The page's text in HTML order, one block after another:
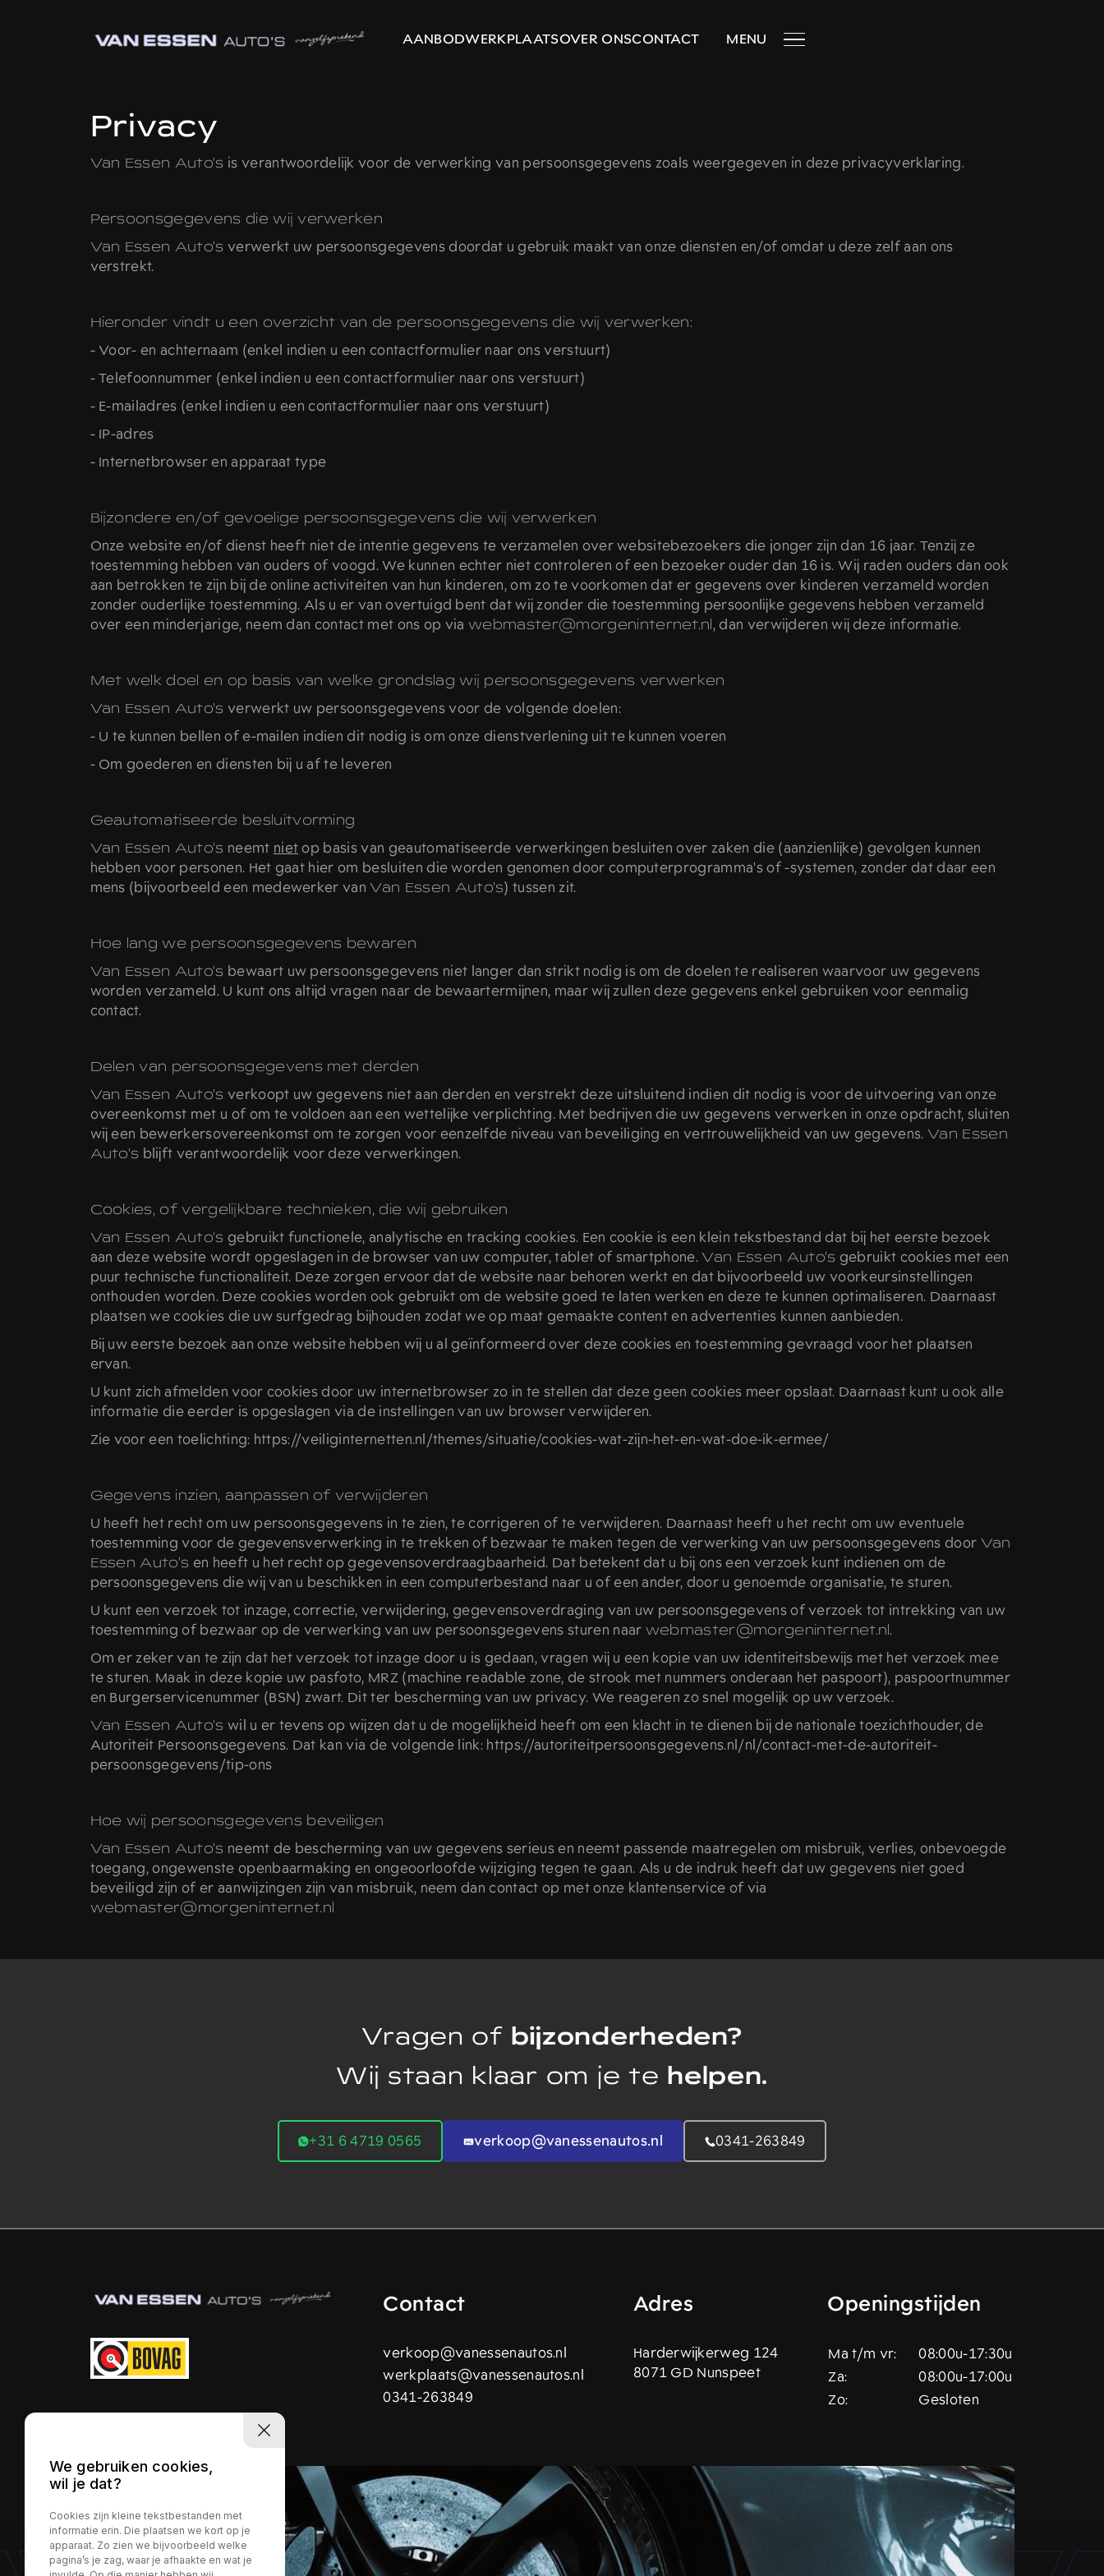
AANBODWERKPLAATSOVER ONSCONTACT MENU
Privacy
Van Essen Auto's is verantwoordelijk voor de verwerking van persoonsgegevens zoals weergegeven in deze privacyverklaring.
Persoonsgegevens die wij verwerken
Van Essen Auto's verwerkt uw persoonsgegevens doordat u gebruik maakt van onze diensten en/of omdat u deze zelf aan ons
verstrekt.
Hieronder vindt u een overzicht van de persoonsgegevens die wij verwerken:
- Voor- en achternaam (enkel indien u een contactformulier naar ons verstuurt)
- Telefoonnummer (enkel indien u een contactformulier naar ons verstuurt)
- E-mailadres (enkel indien u een contactformulier naar ons verstuurt)
- IP-adres
- Internetbrowser en apparaat type
Bijzondere en/of gevoelige persoonsgegevens die wij verwerken
Onze website en/of dienst heeft niet de intentie gegevens te verzamelen over websitebezoekers die jonger zijn dan 16 jaar. Tenzij ze
toestemming hebben van ouders of voogd. We kunnen echter niet controleren of een bezoeker ouder dan 16 is. Wij raden ouders dan ook
aan betrokken te zijn bij de online activiteiten van hun kinderen, om zo te voorkomen dat er gegevens over kinderen verzameld worden
zonder ouderlijke toestemming. Als u er van overtuigd bent dat wij zonder die toestemming persoonlijke gegevens hebben verzameld
over een minderjarige, neem dan contact met ons op viawebmaster@morgeninternet.nl , dan verwijderen wij deze informatie.
Met welk doel en op basis van welke grondslag wij persoonsgegevens verwerken
Van Essen Auto's verwerkt uw persoonsgegevens voor de volgende doelen:
- U te kunnen bellen of e-mailen indien dit nodig is om onze dienstverlening uit te kunnen voeren
- Om goederen en diensten bij u af te leveren
Geautomatiseerde besluitvorming
Van Essen Auto's neemt nietop basis van geautomatiseerde verwerkingen besluiten over zaken die (aanzienlijke) gevolgen kunnen
hebben voor personen. Het gaat hier om besluiten die worden genomen door computerprogramma's of -systemen, zonder dat daar een
mens (bijvoorbeeld een medewerker vanVan Essen Auto's) tussen zit.
Hoe lang we persoonsgegevens bewaren
Van Essen Auto's bewaart uw persoonsgegevens niet langer dan strikt nodig is om de doelen te realiseren waarvoor uw gegevens
worden verzameld. U kunt ons altijd vragen naar de bewaartermijnen, maar wij zullen deze gegevens enkel gebruiken voor eenmalig
contact.
Delen van persoonsgegevens met derden
Van Essen Auto's verkoopt uw gegevens niet aan derden en verstrekt deze uitsluitend indien dit nodig is voor de uitvoering van onze
overeenkomst met u of om te voldoen aan een wettelijke verplichting. Met bedrijven die uw gegevens verwerken in onze opdracht, sluiten
wij een bewerkersovereenkomst om te zorgen voor eenzelfde niveau van beveiliging en vertrouwelijkheid van uw gegevens. Van Essen
Auto's blijft verantwoordelijk voor deze verwerkingen.
Cookies, of vergelijkbare technieken, die wij gebruiken
Van Essen Auto's gebruikt functionele, analytische en tracking cookies. Een cookie is een klein tekstbestand dat bij het eerste bezoek
aan deze website wordt opgeslagen in de browser van uw computer, tablet of smartphone.Van Essen Auto's gebruikt cookies met een
puur technische functionaliteit. Deze zorgen ervoor dat de website naar behoren werkt en dat bijvoorbeeld uw voorkeursinstellingen
onthouden worden. Deze cookies worden ook gebruikt om de website goed te laten werken en deze te kunnen optimaliseren. Daarnaast
plaatsen we cookies die uw surfgedrag bijhouden zodat we op maat gemaakte content en advertenties kunnen aanbieden.
Bij uw eerste bezoek aan onze website hebben wij u al geïnformeerd over deze cookies en toestemming gevraagd voor het plaatsen
ervan.
U kunt zich afmelden voor cookies door uw internetbrowser zo in te stellen dat deze geen cookies meer opslaat. Daarnaast kunt u ook alle
informatie die eerder is opgeslagen via de instellingen van uw browser verwijderen.
Zie voor een toelichting: https://veiliginternetten.nl/themes/situatie/cookies-wat-zijn-het-en-wat-doe-ik-ermee/
Gegevens inzien, aanpassen of verwijderen
U heeft het recht om uw persoonsgegevens in te zien, te corrigeren of te verwijderen. Daarnaast heeft u het recht om uw eventuele
toestemming voor de gegevensverwerking in te trekken of bezwaar te maken tegen de verwerking van uw persoonsgegevens door Van
Essen Auto's en heeft u het recht op gegevensoverdraagbaarheid. Dat betekent dat u bij ons een verzoek kunt indienen om de
persoonsgegevens die wij van u beschikken in een computerbestand naar u of een ander, door u genoemde organisatie, te sturen.
U kunt een verzoek tot inzage, correctie, verwijdering, gegevensoverdraging van uw persoonsgegevens of verzoek tot intrekking van uw
toestemming of bezwaar op de verwerking van uw persoonsgegevens sturen naar webmaster@morgeninternet.nl .
Om er zeker van te zijn dat het verzoek tot inzage door u is gedaan, vragen wij u een kopie van uw identiteitsbewijs met het verzoek mee
te sturen. Maak in deze kopie uw pasfoto, MRZ (machine readable zone, de strook met nummers onderaan het paspoort), paspoortnummer
en Burgerservicenummer (BSN) zwart. Dit ter bescherming van uw privacy. We reageren zo snel mogelijk op uw verzoek.
Van Essen Auto's wil u er tevens op wijzen dat u de mogelijkheid heeft om een klacht in te dienen bij de nationale toezichthouder, de
Autoriteit Persoonsgegevens. Dat kan via de volgende link: https://autoriteitpersoonsgegevens.nl/nl/contact-met-de-autoriteit-
persoonsgegevens/tip-ons
Hoe wij persoonsgegevens beveiligen
Van Essen Auto's neemt de bescherming van uw gegevens serieus en neemt passende maatregelen om misbruik, verlies, onbevoegde
toegang, ongewenste openbaarmaking en ongeoorloofde wijziging tegen te gaan. Als u de indruk heeft dat uw gegevens niet goed
beveiligd zijn of er aanwijzingen zijn van misbruik, neem dan contact op met onze klantenservice of via
webmaster@morgeninternet.nl
Vragen ofbijzonderheden?
Wij staan klaar om je te helpen.
+31 6 4719 0565 verkoop@vanessenautos.nl 0341-263849
Contact
verkoop@vanessenautos.nl
werkplaats@vanessenautos.nl
0341-263849
Adres
Harderwijkerweg 124
8071 GD Nunspeet
Openingstijden
Ma t/m vr:
08:00u-17:30u
Za:
08:00u-17:00u
Zo:
Gesloten
We gebruiken cookies,
wil je dat?
Cookies zijn kleine tekstbestanden met
informatie erin. Die plaatsen we kort op je
apparaat. Zo zien we bijvoorbeeld welke
pagina’s je zag, waar je afhaakte en wat je